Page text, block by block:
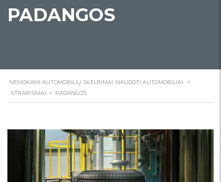
PADANGOS
NEMOKAMI AUTOMOBILIŲ SKELBIMAI. NAUDOTI AUTOMOBILIAI. >
STRAIPSNIAI > PADANGOS